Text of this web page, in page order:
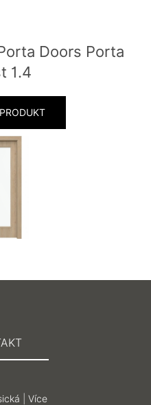
Doors Porta
1.4
| Více